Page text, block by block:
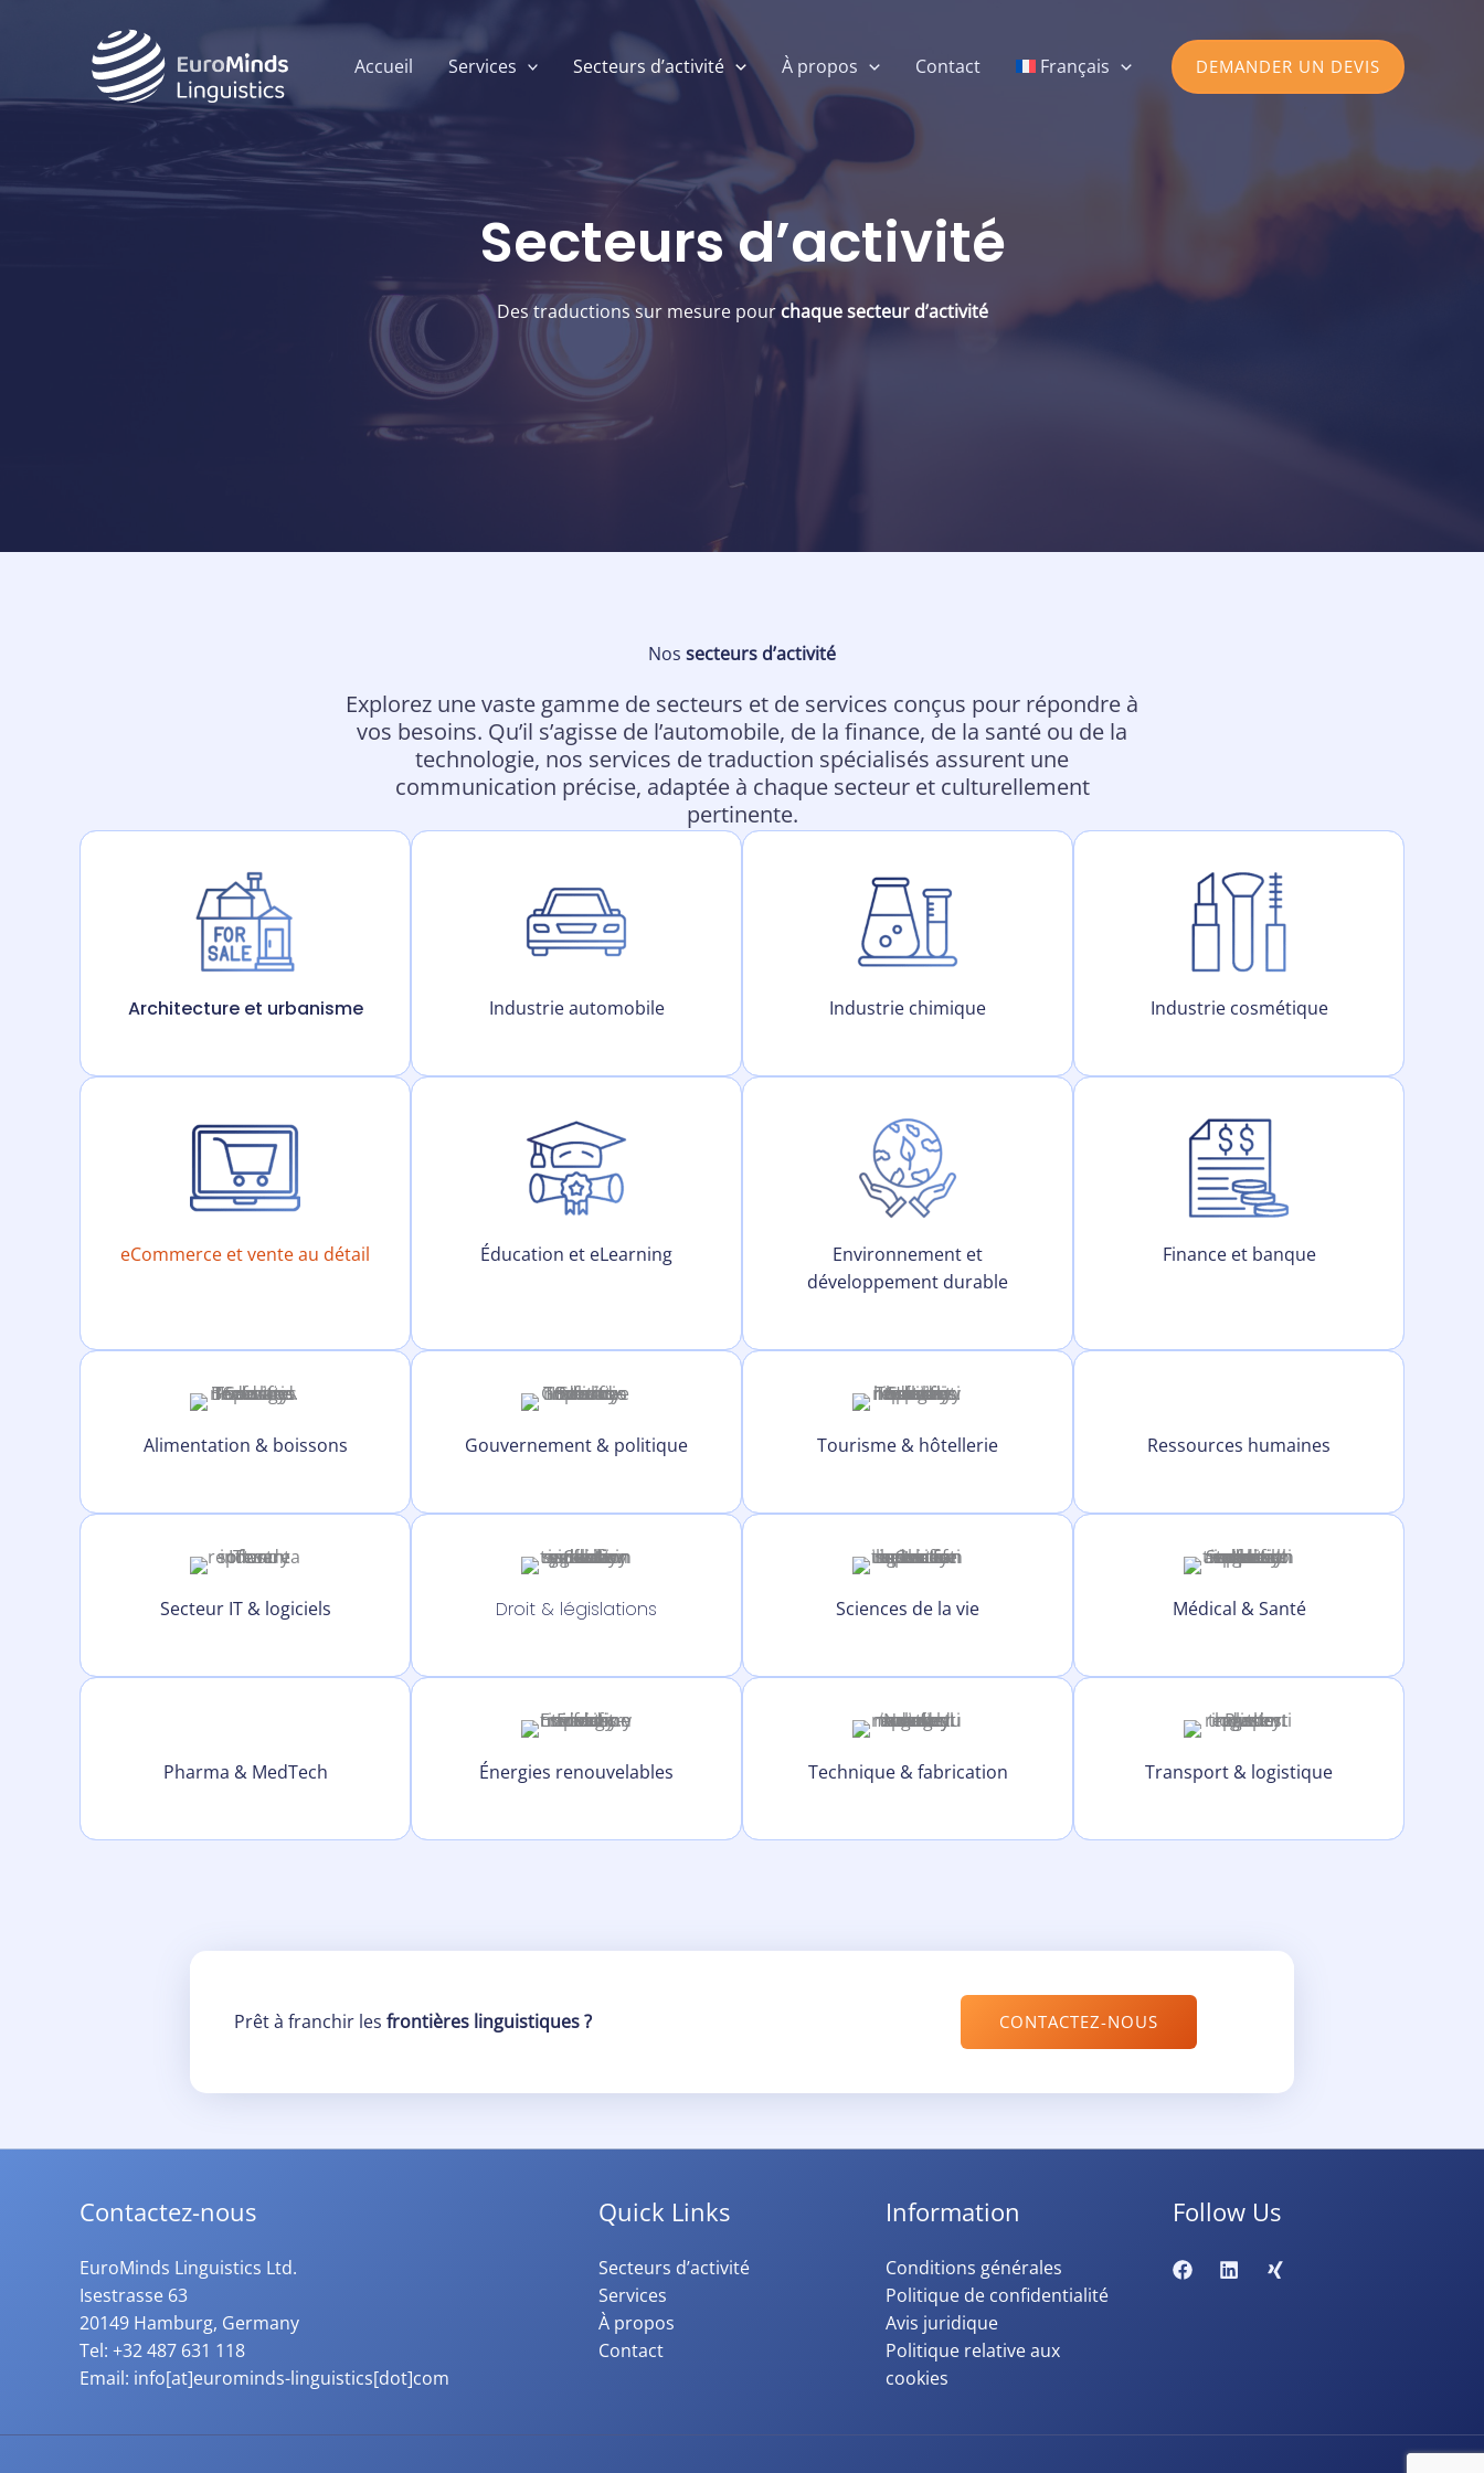
Accueil Services Secteurs d’activité À propos Contact Français DEMANDER UN DEVIS
Secteurs d’activité
Des traductions sur mesure pourchaque secteur d’activité
Nos secteurs d’activité
Explorez une vaste gamme de secteurs et de services conçus pour répondre à
vos besoins. Qu’il s’agisse de l’automobile, de la finance, de la santé ou de la
technologie, nos services de traduction spécialisés assurent une
communication précise, adaptée à chaque secteur et culturellement
pertinente.
Architecture et urbanisme Industrie automobile Industrie chimique Industrie cosmétique
eCommerce et vente au détail Éducation et eLearning
Environnement et
développement durable
Finance et banque
Alimentation & boissons Gouvernement & politique Tourisme & hôtellerie Ressources humaines
Secteur IT & logiciels Droit & législations Sciences de la vie Médical & Santé
Pharma & MedTech Énergies renouvelables Technique & fabrication Transport & logistique
Prêt à franchir les frontières linguistiques ? CONTACTEZ-NOUS
Contactez-nous
EuroMinds Linguistics Ltd.
Isestrasse 63
20149 Hamburg, Germany
Tel: +32 487 631 118
Email: info[at]eurominds-linguistics[dot]com
Quick Links
Secteurs d’activité
Services
À propos
Contact
Information
Conditions générales
Politique de confidentialité
Avis juridique
Politique relative aux
cookies
Follow Us